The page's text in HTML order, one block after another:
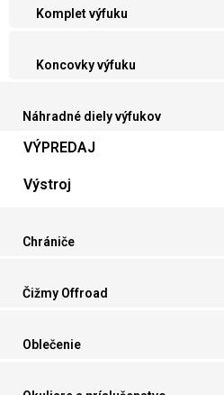
Komplet výfuku
Koncovky výfuku
Náhradné diely výfukov
VÝPREDAJ
Výstroj
Chrániče
Čižmy Offroad
Oblečenie